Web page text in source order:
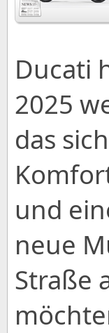
Ducati
2025
das
und
neue
Straße